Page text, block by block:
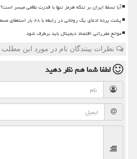
آیا تسلط ایران بر تنگه هرمز تنها با قدرت نظامی میسر است؟
پشت پرده ادعای یک روحانی در رابطه با ۲۸ بار استعفای مسعود پزشکیان
موانع مقرراتی اقتصاد دیجیتال باید برطرف شود
نظرات بینندگان نام در مورد این مطلب
لطفا شما همنظر دهید